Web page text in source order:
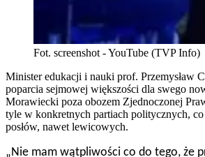
Fot. screenshot - YouTube (TVP Info)
Minister edukacji i nauki prof. Przemysław
poparcia sejmowej większości dla swego
Morawiecki poza obozem Zjednoczonej
tyle w konkretnych partiach politycznych,
posłów, nawet lewicowych.
„Nie mam wątpliwości co do tego, że